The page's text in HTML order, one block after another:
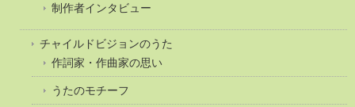
制作者インタビュー
チャイルドビジョンのうた
作詞家・作曲家の思い
うたのモチーフ